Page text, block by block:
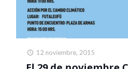
12 noviembre, 2015